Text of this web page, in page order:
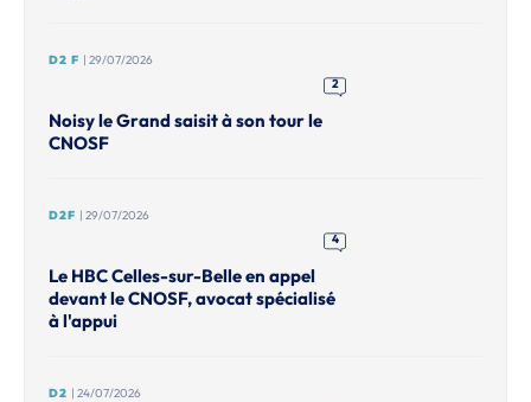
D2 F | 29/07/2026
2
Noisy le Grand saisit à son tour le
CNOSF
D2F | 29/07/2026
4
Le HBC Celles-sur-Belle en appel
devant le CNOSF, avocat spécialisé
à l'appui
D2 | 24/07/2026